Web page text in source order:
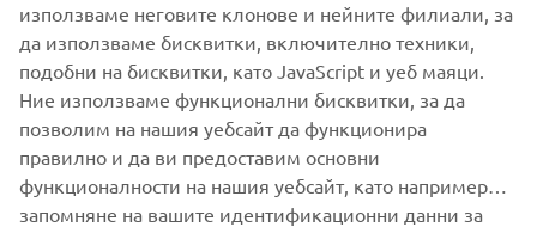
DISCOVER THE RANGE
използваме неговите клонове и нейните филиали, за
да използваме бисквитки, включително техники,
подобни на бисквитки, като JavaScript и уеб маяци.
Ние използваме функционални бисквитки, за да
позволим на нашия уебсайт да функционира
правилно и да ви предоставим основни
функционалности на нашия уебсайт, като например
запомняне на вашите идентификационни данни за